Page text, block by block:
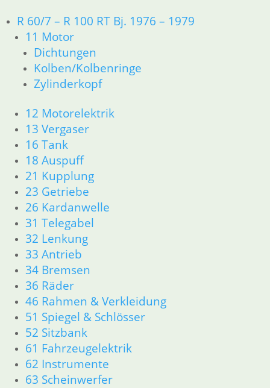
R 60/7 – R 100 RT Bj. 1976 – 1979
11 Motor
Dichtungen
Kolben/Kolbenringe
Zylinderkopf
12 Motorelektrik
13 Vergaser
16 Tank
18 Auspuff
21 Kupplung
23 Getriebe
26 Kardanwelle
31 Telegabel
32 Lenkung
33 Antrieb
34 Bremsen
36 Räder
46 Rahmen & Verkleidung
51 Spiegel & Schlösser
52 Sitzbank
61 Fahrzeugelektrik
62 Instrumente
63 Scheinwerfer
Zylinderkopf
12 Motorelektrik
13 Vergaser
16 Tank
18 Auspuff
21 Kupplung
26 Kardanwelle
31 Telegabel
32 Lenkung
33 Antrieb
34 Bremsen
36 Räder
46 Rahmen & Verkleidung
51 Spiegel & Schlösser
52 Sitzbank
61 Fahrzeugelektrik
62 Instrumente
63 Scheinwerfer
R60/6 – R90/S
11 Motor
Dichtungen
Kolben/Kolbenringe
Zylinderkopf
12 Motorelektrik
13 Vergaser
16 Tank